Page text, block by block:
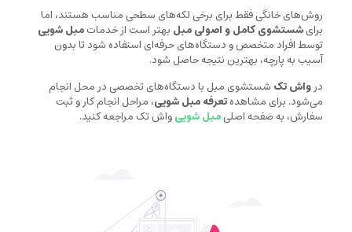
روش‌های خانگی فقط برای برخی لکه‌های سطحی مناسب هستند، اما
برایشستشوی کامل و اصولی مبل بهتر است از خدماتمبل شویی
توسط افراد متخصص و دستگاه‌های حرفه‌ای استفاده شود تا بدون
آسیب به پارچه، بهترین نتیجه حاصل شود.
درواش تک شستشوی مبل با دستگاه‌های تخصصی در محل انجام
می‌شود. برای مشاهدهتعرفه مبل شویی، مراحل انجام کار و ثبت
سفارش، به صفحه اصلیمبل شوییواش تک مراجعه کنید.